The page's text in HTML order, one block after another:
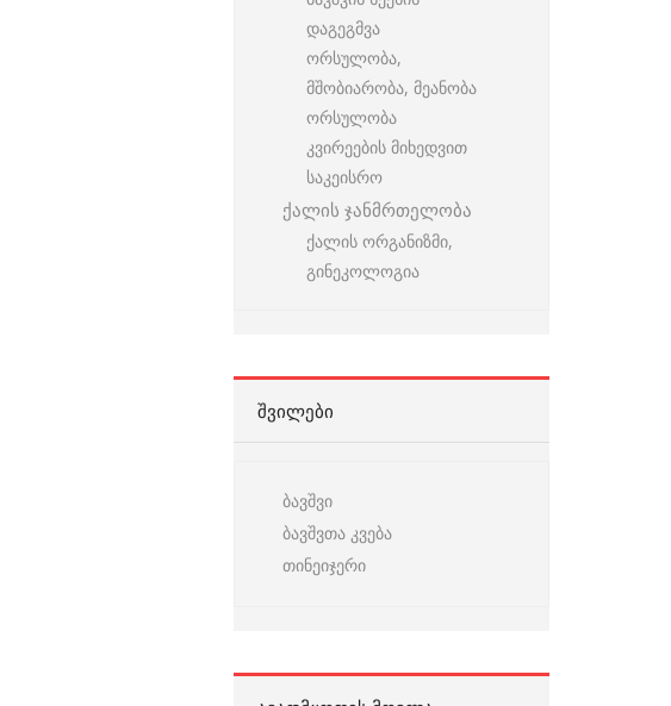
დაგეგმვა
ორსულობა,
მშობიარობა, მეანობა
ორსულობა
კვირეების მიხედვით
საკეისრო
ქალის ჯანმრთელობა
ქალის ორგანიზმი,
გინეკოლოგია
ᲨᲕᲘᲚᲔᲑᲘ
ბავშვი
ბავშვთა კვება
თინეიჯერი